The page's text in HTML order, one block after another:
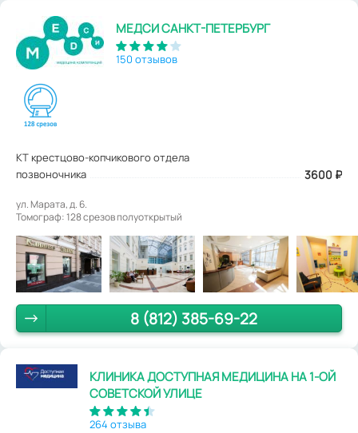
МЕДСИ САНКТ-ПЕТЕРБУРГ
150 отзывов
КТ крестцово-копчикового отдела
позвоночника
3600 ₽
ул. Марата, д. 6.
Томограф: 128 срезов полуоткрытый
8 (812) 385-69-22
КЛИНИКА ДОСТУПНАЯ МЕДИЦИНА НА 1-ОЙ
СОВЕТСКОЙ УЛИЦЕ
264 отзыва